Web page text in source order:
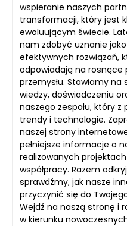
wspieranie naszych
transformacji, który jest
ewoluującym świecie.
nam zdobyć uznanie
efektywnych rozwiązań,
odpowiadają na rosnące
przemysłu. Stawiamy
wiedzy, doświadczeniu
naszego zespołu, który z
trendy i technologie.
naszej strony
pełniejsze informacje o
realizowanych
współpracy. Razem
sprawdźmy, jak nasze
przyczynić się do
Wejdź na naszą stronę i
w kierunku